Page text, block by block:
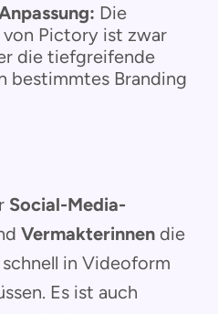
Die
Pictory ist zwar
die tiefgreifende
bestimmtes Branding
Social-Media-
Vermakterinnen die
in Videoform
Es ist auch